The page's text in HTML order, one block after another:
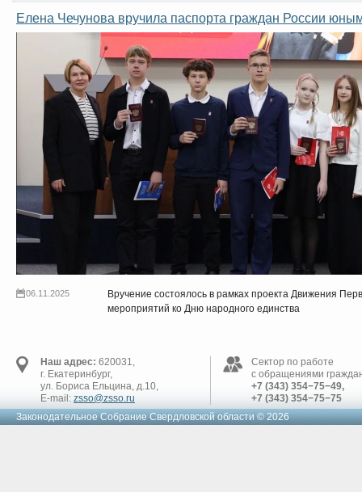
Елена Чечунова вручила паспорта граждан России
06.11.2025
Вручение состоялось в рамках проекта Движения
мероприятий ко Дню народного единства
Наш адрес: 620031,
г. Екатеринбург,
ул. Бориса Ельцина, д.10,
E-mail: zsso@zsso.ru
Сектор по работе
с обращениями
+7 (343) 354−75−49,
+7 (343) 354−75−75
Законодательное Cобрание Свердловской области © 2026